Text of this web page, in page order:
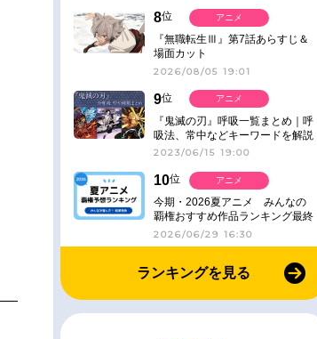
8位
『無職転生Ⅲ』第7話あらすじ＆
場面カット
2026/08/05 19:01
アニメ
9位
『鬼滅の刃』呼吸一覧まとめ｜呼
吸法、常中などキーワードを解説
2023/06/15 19:00
アニメ
10位
今期・2026夏アニメ みんなの
覇権おすすめ作品ランキング最終
結果発表！
2026/06/29 16:30
アニメ
ランキングを見る